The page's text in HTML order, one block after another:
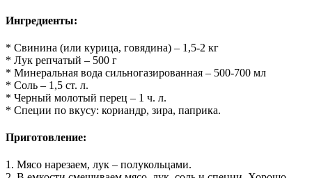
Ингредиенты:
* Свинина (или курица, говядина) – 1,5-2 кг
* Лук репчатый – 500 г
* Минеральная вода сильногазированная – 500-700 мл
* Соль – 1,5 ст. л.
* Черный молотый перец – 1 ч. л.
* Специи по вкусу: кориандр, зира, паприка.
Приготовление:
1. Мясо нарезаем, лук – полукольцами.